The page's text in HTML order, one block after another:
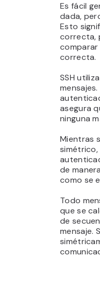
Es fácil
dada,
Esto
correcta,
comparar
correcta.
SSH
asegura
ninguna
Mientras
de
como se
Todo
que se
de
mensaje.